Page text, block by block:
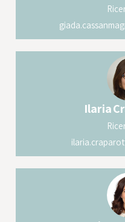
Ilaria